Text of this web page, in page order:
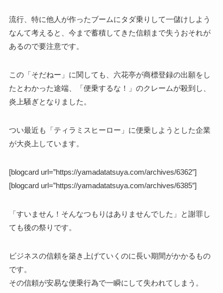
流行、特に他人が作ったブームにタダ乗りして一儲けしよう
なんて考えると、今まで蓄積してきた信頼まで失うおそれが
あるので要注意です。
この「そだねー」に関しても、六花亭が商標登録の出願をし
たとわかった途端、「便乗するな！」のクレームが殺到し、
炎上騒ぎとなりました。
つい最近も「ティラミスヒーロー」に便乗しようとした企業
が大炎上しています。
[blogcard url=”https://yamadatatsuya.com/archives/6362″]
[blogcard url=”https://yamadatatsuya.com/archives/6385″]
「すいません！そんなつもりはありませんでした」と謝罪し
ても後の祭りです。
ビジネスの信頼を築き上げていくのに長い期間がかかるもの
です。
その信頼が安易な便乗行為で一瞬にして失われてしまう。